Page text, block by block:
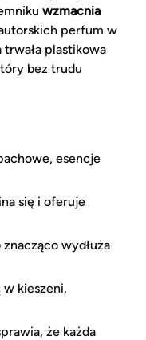
wzmacnia
perfum w
plastikowa
bez trudu
esencje
się i oferuje
wydłuża
kieszeni,
że każda